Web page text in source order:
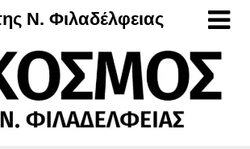
Ν. Φιλαδέλφειας